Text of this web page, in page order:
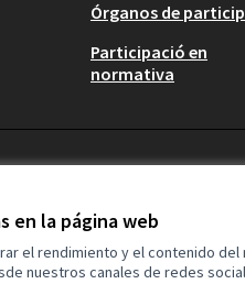
en la página web
el rendimiento y el contenido
nuestros canales de redes
Órganos de
Participació en
normativa